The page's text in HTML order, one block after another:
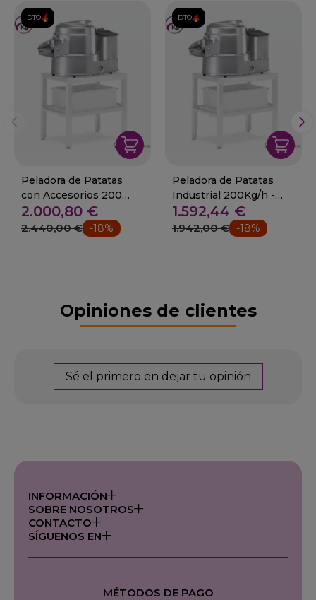
DTO.
Peladora de Patatas
con Accesorios 200
kg/h 550W
2.000,80 €
2.440,00 € -18%
DTO.
Peladora de Patatas
Industrial 200Kg/h -
80-PP-12
1.592,44 €
1.942,00 € -18%
Opiniones de clientes
Sé el primero en dejar tu opinión
INFORMACIÓN
SOBRE NOSOTROS
CONTACTO
SÍGUENOS EN
MÉTODOS DE PAGO